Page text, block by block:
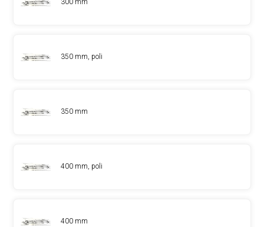
300 mm
350 mm, poli
350 mm
400 mm, poli
400 mm